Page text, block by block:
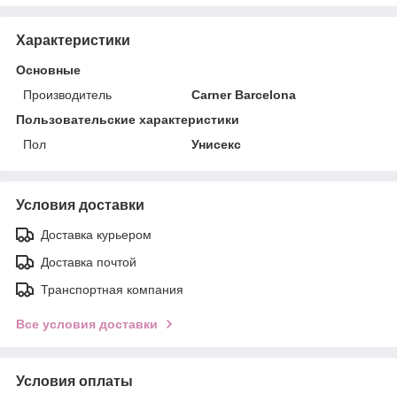
Характеристики
Основные
Производитель
Carner Barcelona
Пользовательские характеристики
Пол
Унисекс
Условия доставки
Доставка курьером
Доставка почтой
Транспортная компания
Все условия доставки
Условия оплаты